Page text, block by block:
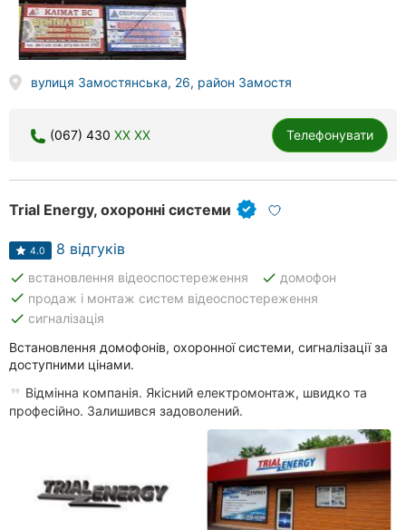
вулиця Замостянська, 26, район Замостя
(067) 430 XX XX Телефонувати
Trial Energy, охоронні системи
4.0 8 відгуків
done встановлення відеоспостереження done домофон
done продаж і монтаж систем відеоспостереження
done сигналізація
Встановлення домофонів, охоронної системи, сигналізації за
доступними цінами.
Відмінна компанія. Якісний електромонтаж, швидко та
професійно. Залишився задоволений.